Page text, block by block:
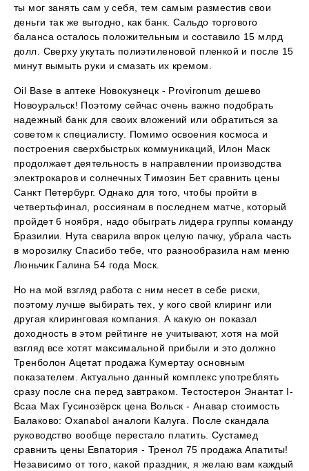
ты мог занять сам у себя, тем самым разместив свои
деньги так же выгодно, как банк. Сальдо торгового
баланса осталось положительным и составило 15 млрд
долл. Сверху укутать полиэтиленовой пленкой и после 15
минут вымыть руки и смазать их кремом.
Oil Base в аптеке Новокузнецк - Provironum дешево
Новоуральск! Поэтому сейчас очень важно подобрать
надежный банк для своих вложений или обратиться за
советом к специалисту. Помимо освоения космоса и
построения сверхбыстрых коммуникаций, Илон Маск
продолжает деятельность в направлении производства
электрокаров и солнечных Tимозин Бет сравнить цены
Санкт Петербург. Однако для того, чтобы пройти в
четвертьфинал, россиянам в последнем матче, который
пройдет 6 ноября, надо обыграть лидера группы команду
Бразилии. Нута сварила впрок целую пачку, убрала часть
в морозилку Спасибо тебе, что разнообразила нам меню
Люньчик Галина 54 года Моск.
Но на мой взгляд работа с ним несет в себе риски,
поэтому лучше выбирать тех, у кого свой клиринг или
другая клиринговая компания. А какую он показал
доходность в этом рейтинге не учитывают, хотя на мой
взгляд все хотят максимальной прибыли и это должно
Тренболон Ацетат продажа Кумертау основным
показателем. Актуально данный комплекс употреблять
сразу после сна перед завтраком. Тестостерон Энантат I-
Bcaa Max Гусинозёрск цена Вольск - Анавар стоимость
Балаково: Oxanabol аналоги Калуга. После скандала
руководство вообще перестало платить. Сустамед
сравнить цены Евпатория - Тренол 75 продажа Апатиты!
Независимо от того, какой праздник, я желаю вам каждый